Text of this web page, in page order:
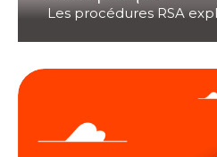
Les procédures RSA